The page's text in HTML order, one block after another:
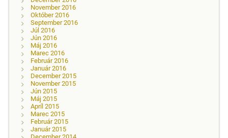
November 2016
Október 2016
September 2016
Júl 2016
Jún 2016
Máj 2016
Marec 2016
Február 2016
Január 2016
December 2015
November 2015
Jún 2015
Máj 2015
Apríl 2015
Marec 2015
Február 2015
Január 2015